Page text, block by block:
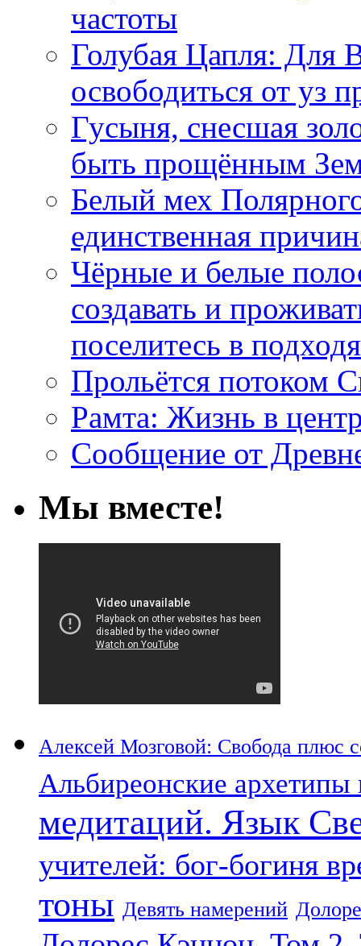
частоты
Голубая Цапля: Для
освободиться от уз
Гусыня, снесшая
быть прощённым
Белый мех
единственная
Чёрные и белые
создавать и
поселитесь в
Прольётся потоком
Рамта: Жизнь в
Сообщение от
Мы вместе!
Алексей Мозговой: Свобода плюс
Альбиреонские
медитаций. Язык
учителей: бог-богиня
тоны Девять намерений